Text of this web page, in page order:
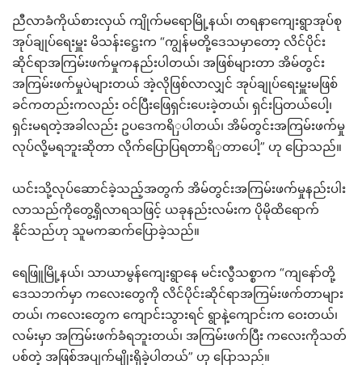
ညီလာခံကိုယ်စားလှယ် ကျိုက်မရောမြို့နယ်၊ တရနာကျေးရွာအုပ်စု
အုပ်ချုပ်ရေးမှူး မိသန်းဋ္ဌေးက “ကျွန်မတို့ဒေသမှာတော့ လိင်ပိုင်း
ဆိုင်ရာအကြမ်းဖက်မှုကနည်းပါတယ်၊ အဖြစ်များတာ အိမ်တွင်း
အကြမ်းဖက်မှုပဲများတယ် အဲ့လိုဖြစ်လာလျှင် အုပ်ချုပ်ရေးမှူးမဖြစ်
ခင်ကတည်းကလည်း ဝင်ပြီးဖြေရှင်းပေးခဲ့တယ်၊ ရှင်းပြတယ်ပေါ့၊
ရှင်းမရတဲ့အခါလည်း ဥပဒေကရိှပါတယ်၊ အိမ်တွင်းအကြမ်းဖက်မှု
လုပ်လို့မရဘူးဆိုတာ လိုက်ပြောပြရတာရိှတာပေါ့” ဟု ပြောသည်။
ယင်းသို့လုပ်ဆောင်ခဲ့သည့်အတွက် အိမ်တွင်းအကြမ်းဖက်မှုနည်းပါး
လာသည်ကိုတွေ့ရှိလာရသဖြင့် ယခုနည်းလမ်းက ပိုမိုထိရောက်
နိုင်သည်ဟု သူမကဆက်ပြောခဲ့သည်။
ရေဖြူမြို့နယ်၊ သာယာမွန်ကျေးရွာနေ မင်းလွီသစ္စာက “ကျနော်တို့
ဒေသဘက်မှာ ကလေးတွေကို လိင်ပိုင်းဆိုင်ရာအကြမ်းဖက်တာများ
တယ်၊ ကလေးတွေက ကျောင်းသွားရင် ရွာနဲ့ကျောင်းက ဝေးတယ်၊
လမ်းမှာ အကြမ်းဖက်ခံရဘူးတယ်၊ အကြမ်းဖက်ပြီး ကလေးကိုသတ်
ပစ်တဲ့ အဖြစ်အပျက်မျိုးရှိခဲ့ပါတယ်” ဟု ပြောသည်။